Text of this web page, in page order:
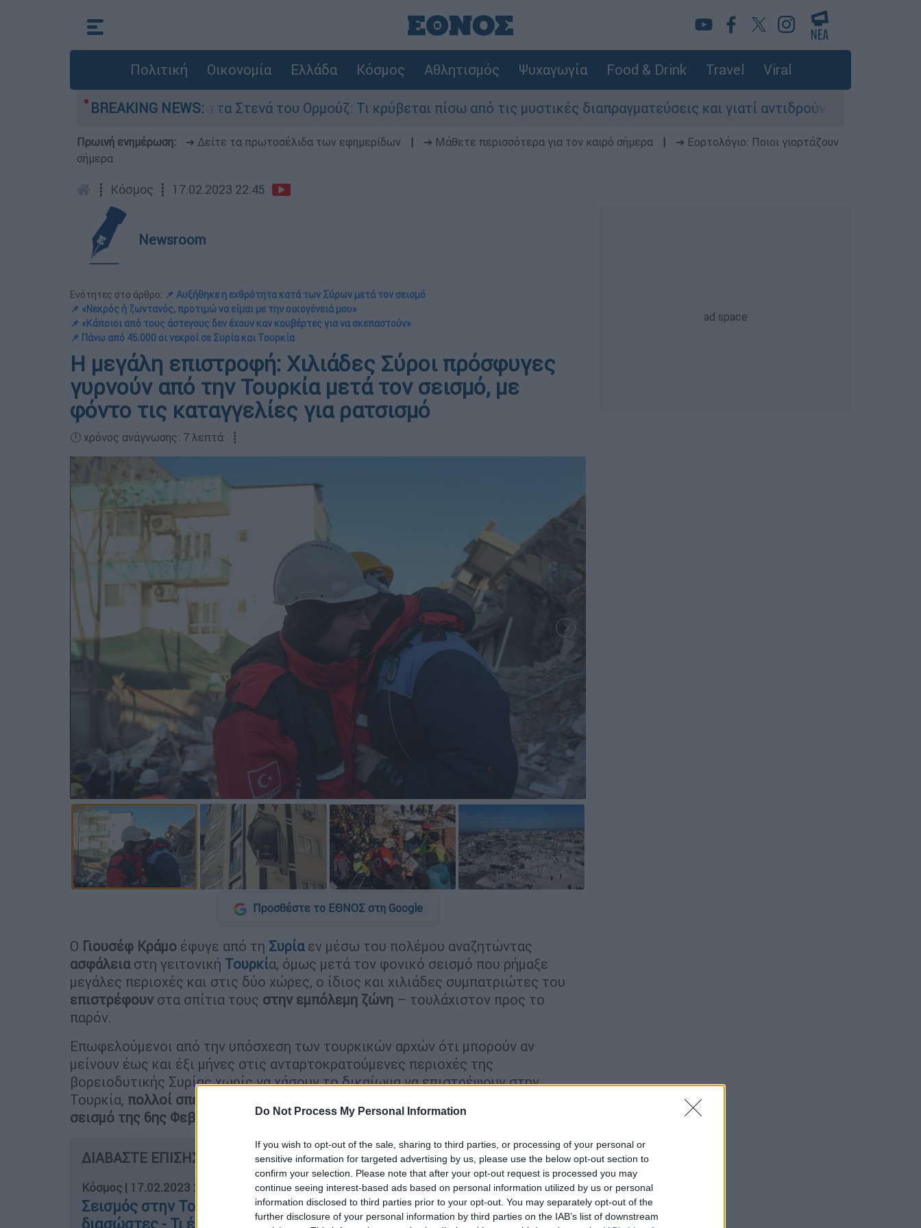
Do Not Process My Personal Information
If you wish to opt-out of the sale, sharing to third parties, or processing of your personal or
sensitive information for targeted advertising by us, please use the below opt-out section to
confirm your selection. Please note that after your opt-out request is processed you may
continue seeing interest-based ads based on personal information utilized by us or personal
information disclosed to third parties prior to your opt-out. You may separately opt-out of the
further disclosure of your personal information by third parties on the IAB’s list of downstream
Πολιτική Οικονομία Ελλάδα Κόσμος Αθλητισμός Ψυχαγωγία Food & Drink Travel Viral
BREAKING NEWS:
Η μάχη για τα Στενά του Ορμούζ: Τι κρύβεται πίσω από τις μυστικές διαπραγματεύσεις και γιατί αντιδρούν οι ΗΠΑ
Πρωινή ενημέρωση: ➔ Δείτε τα πρωτοσέλιδα των εφημερίδων ➔ Μάθετε περισσότερα για τον καιρό σήμερα
➔ Εορτολόγιο: Ποιοι γιορτάζουν
σήμερα
┋ Κόσμος ┋ 17.02.2023 22:45
Newsroom
Ενότητες στο άρθρο: 📌 Αυξήθηκε η εχθρότητα κατά των Σύρων μετά τον σεισμό
📌 «Νεκρός ή ζωντανός, προτιμώ να είμαι με την οικογένειά μου»
📌 «Κάποιοι από τους άστεγους δεν έχουν καν κουβέρτες για να σκεπαστούν»
📌 Πάνω από 45.000 οι νεκροί σε Συρία και Τουρκία
Η μεγάλη επιστροφή: Χιλιάδες Σύροι πρόσφυγες
γυρνούν από την Τουρκία μετά τον σεισμό, με
φόντο τις καταγγελίες για ρατσισμό
🕛 χρόνος ανάγνωσης: 7 λεπτά ┋
Προσθέστε το ΕΘΝΟΣ στη Google
Ο Γιουσέφ Κράμο έφυγε από τη Συρίαεν μέσω του πολέμου αναζητώντας
ασφάλειαστη γειτονική Τουρκία, όμως μετά τον φονικό σεισμό που ρήμαξε
μεγάλες περιοχές και στις δύο χώρες, ο ίδιος και χιλιάδες συμπατριώτες του
επιστρέφουν στα σπίτια τους στην εμπόλεμη ζώνη – τουλάχιστον προς το
παρόν.
Επωφελούμενοι από την υπόσχεση των τουρκικών αρχών ότι μπορούν αν
μείνουν έως και έξι μήνες στις ανταρτοκρατούμενες περιοχές της
βορειοδυτικής Συρίας χωρίς να χάσουν το δικαίωμα να επιστρέψουν στην
Τουρκία, πολλοί σπεύδουν να δουν τι απέγιναν οι συγγενείς τους μετά τον
σεισμό της 6ης Φεβρουαρίου.
ΔΙΑΒΑΣΤΕ ΕΠΙΣΗΣ
Κόσμος | 17.02.2023 20:22
Σεισμός στην Τουρκία: Συνελήφθησαν 3 εθελοντές Έλληνες
διασώστες - Τι έχει συμβεί